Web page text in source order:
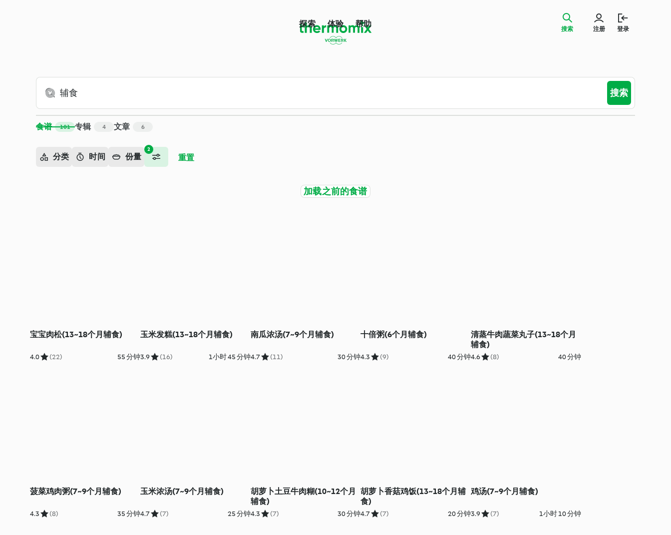
探索 体验 帮助
注册 登录
搜索
搜索
食谱 101 专辑 4 文章 6
2
分类 时间 份量 重置
加载之前的食谱
宝宝肉松(13~18个月辅食)
4.0 (22) 55 分钟
玉米发糕(13~18个月辅食)
3.9 (16) 1小时 45 分钟
南瓜浓汤(7~9个月辅食)
4.7 (11) 30 分钟
十倍粥(6个月辅食)
4.3 (9) 40 分钟
清蒸牛肉蔬菜丸子(13~18个月
辅食)
4.6 (8) 40 分钟
菠菜鸡肉粥(7~9个月辅食)
4.3 (8) 35 分钟
玉米浓汤(7~9个月辅食)
4.7 (7) 25 分钟
胡萝卜土豆牛肉糊(10~12个月
辅食)
4.3 (7) 30 分钟
胡萝卜香菇鸡饭(13~18个月辅
食)
4.7 (7) 20 分钟
鸡汤(7~9个月辅食)
3.9 (7) 1小时 10 分钟